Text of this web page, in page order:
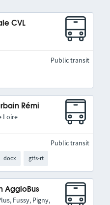
CVL
Public transit
Rémi
Loire
docx gtfs-rt
Public transit
AggloBus
Fussy, Pigny,